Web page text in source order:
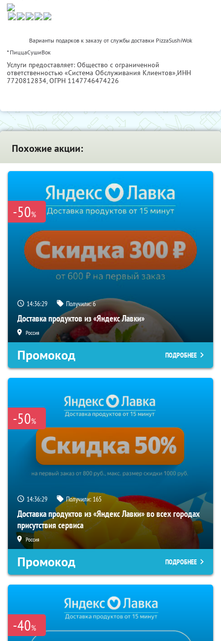
Варианты подарков к заказу от службы доставки PizzaSushiWok
* ПиццаСушиВок
Услуги предоставляет: Общество с ограниченной
ответственностью «Система Обслуживания Клиентов»,ИНН
7720812834, ОГРН 1147746474226
Похожие акции:
-50%
14:36:29 Получили:6
Доставка продуктов из «Яндекс Лавки»
Россия
Промокод ПОДРОБНЕЕ
-50%
14:36:29 Получили: 165
Доставка продуктов из «Яндекс Лавки» во всех городах
присутствия сервиса
Россия
Промокод ПОДРОБНЕЕ
-40%